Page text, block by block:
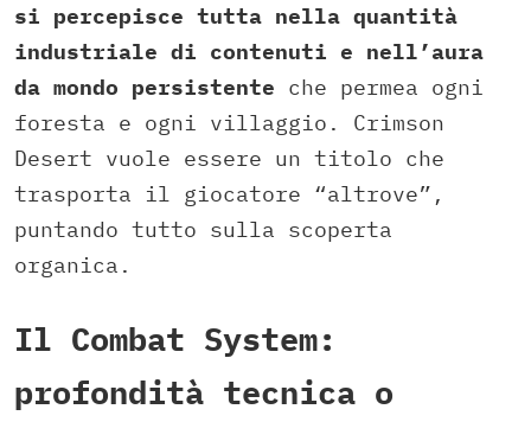
si percepisce tutta nella quantità
industriale di contenuti e nell’aura
da mondo persistente che permea ogni
foresta e ogni villaggio. Crimson
Desert vuole essere un titolo che
trasporta il giocatore “altrove”,
puntando tutto sulla scoperta
organica.
Il Combat System:
profondità tecnica o